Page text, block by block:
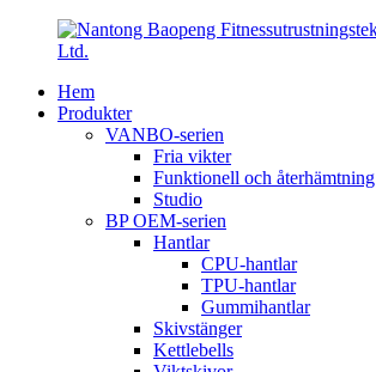
Hem
Produkter
VANBO-serien
Fria vikter
Funktionell och återhämtning
Studio
BP OEM-serien
Hantlar
CPU-hantlar
TPU-hantlar
Gummihantlar
Skivstänger
Kettlebells